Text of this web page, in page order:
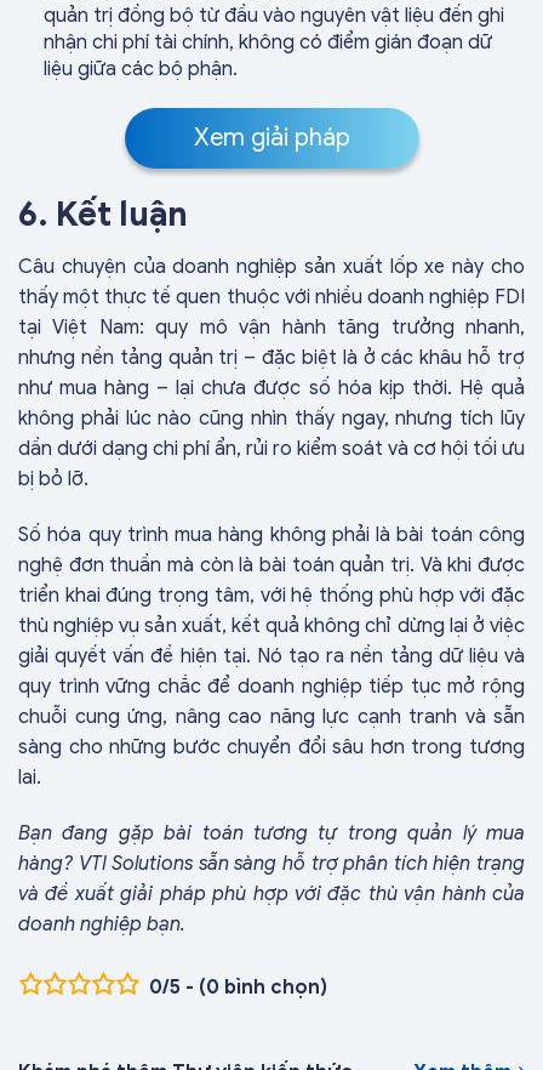
quản trị đồng bộ từ đầu vào nguyên vật liệu đến ghi
nhận chi phí tài chính, không có điểm gián đoạn dữ
liệu giữa các bộ phận.
Xem giải pháp
6. Kết luận
Câu chuyện của doanh nghiệp sản xuất lốp xe này cho
thấy một thực tế quen thuộc với nhiều doanh nghiệp FDI
tại Việt Nam: quy mô vận hành tăng trưởng nhanh,
nhưng nền tảng quản trị – đặc biệt là ở các khâu hỗ trợ
như mua hàng – lại chưa được số hóa kịp thời. Hệ quả
không phải lúc nào cũng nhìn thấy ngay, nhưng tích lũy
dần dưới dạng chi phí ẩn, rủi ro kiểm soát và cơ hội tối ưu
bị bỏ lỡ.
Số hóa quy trình mua hàng không phải là bài toán công
nghệ đơn thuần mà còn là bài toán quản trị. Và khi được
triển khai đúng trọng tâm, với hệ thống phù hợp với đặc
thù nghiệp vụ sản xuất, kết quả không chỉ dừng lại ở việc
giải quyết vấn đề hiện tại. Nó tạo ra nền tảng dữ liệu và
quy trình vững chắc để doanh nghiệp tiếp tục mở rộng
chuỗi cung ứng, nâng cao năng lực cạnh tranh và sẵn
sàng cho những bước chuyển đổi sâu hơn trong tương
lai.
Bạn đang gặp bài toán tương tự trong quản lý mua
hàng? VTI Solutions sẵn sàng hỗ trợ phân tích hiện trạng
và đề xuất giải pháp phù hợp với đặc thù vận hành của
doanh nghiệp bạn.
0/5 - (0 bình chọn)